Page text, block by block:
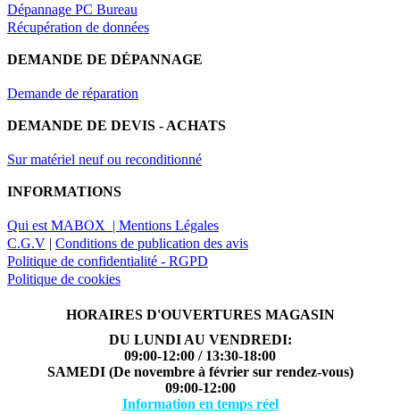
Dépannage PC Bureau
Récupération de données
DEMANDE DE DÉPANNAGE
Demande de réparation
DEMANDE DE DEVIS - ACHATS
Sur matériel neuf ou reconditionné
INFORMATIONS
Qui est MABOX | Mentions Légales
C.G.V | Conditions de publication des avis
Politique de confidentialité - RGPD
Politique de cookies
HORAIRES D'OUVERTURES MAGASIN
DU LUNDI AU VENDREDI:
09:00-12:00 / 13:30-18:00
SAMEDI (De novembre à février sur rendez-vous)
09:00-12:00
Information en temps réel